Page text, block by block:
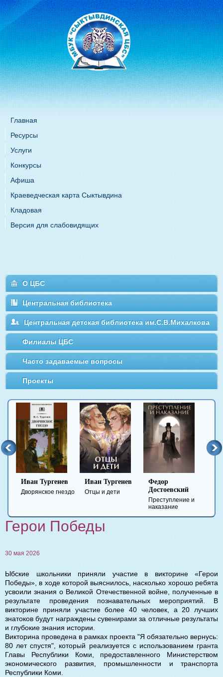
Главная
Ресурсы
Услуги
Конкурсы
Афиша
Краеведческая карта Сыктывдина
Кладовая
Версия для слабовидящих
О ЦБС
Центральная библиотека
Центральная детская библиотека им.С.В.Михалкова
Филиалы ЦБС
Часто задаваемые вопросы
Проекты
Иван Тургенев
Дворянское гнездо
Иван Тургенев
Отцы и дети
Федор
Достоевский
Преступление и
наказание
Герои Победы
30 мая 2026
Ыбские школьники приняли участие в викторине «Герои
Победы», в ходе которой выяснилось, насколько хорошо ребята
усвоили знания о Великой Отечественной войне, полученные в
результате проведения познавательных мероприятий. В
викторине приняли участие более 40 человек, а 20 лучших
знатоков будут награждены сувенирами за отличные результаты
и глубокие знания истории.
Викторина проведена в рамках проекта "Я обязательно вернусь:
80 лет спустя", который реализуется с использованием гранта
Главы Республики Коми, предоставленного Министерством
экономического развития, промышленности и транспорта
Республики Коми.